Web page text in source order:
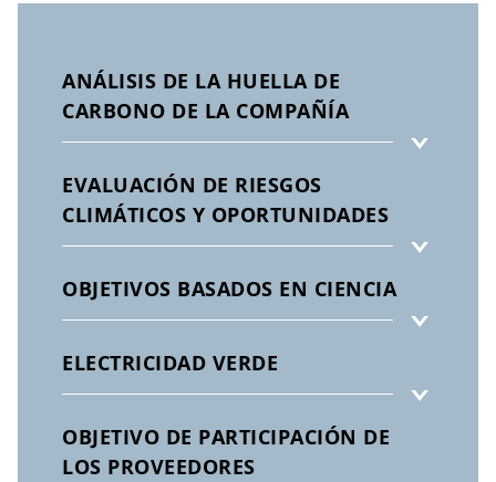
ANÁLISIS DE LA HUELLA DE
CARBONO DE LA COMPAÑÍA
EVALUACIÓN DE RIESGOS
CLIMÁTICOS Y OPORTUNIDADES
OBJETIVOS BASADOS EN CIENCIA
ELECTRICIDAD VERDE
OBJETIVO DE PARTICIPACIÓN DE
LOS PROVEEDORES